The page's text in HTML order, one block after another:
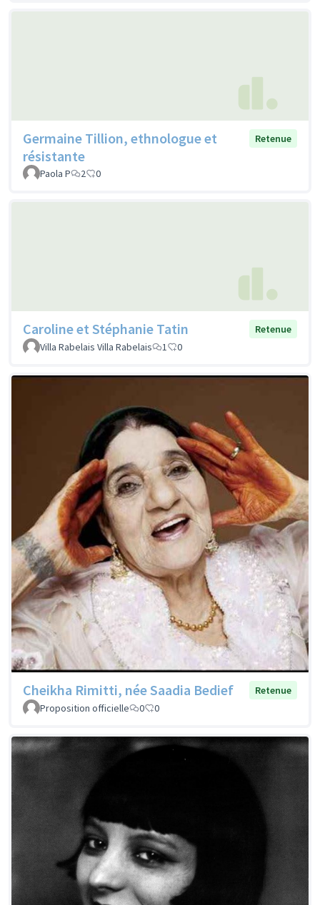
Germaine Tillion, ethnologue et
résistante
Retenue
Paola P 2 0
Caroline et Stéphanie Tatin
Retenue
Villa Rabelais Villa Rabelais
1 0
Cheikha Rimitti, née Saadia Bedief
Retenue
Proposition officielle
0 0